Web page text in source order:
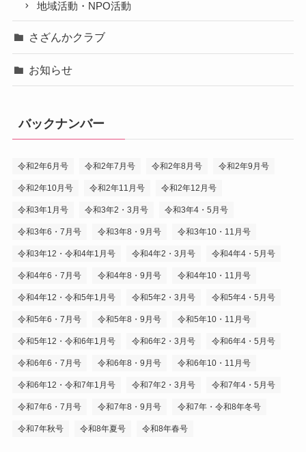
地域活動・NPO活動
さざんかクラブ
お知らせ
バックナンバー
令和2年6月号 令和2年7月号 令和2年8月号 令和2年9月号
令和2年10月号 令和2年11月号 令和2年12月号
令和3年1月号 令和3年2・3月号 令和3年4・5月号
令和3年6・7月号 令和3年8・9月号 令和3年10・11月号
令和3年12・令和4年1月号 令和4年2・3月号 令和4年4・5月号
令和4年6・7月号 令和4年8・9月号 令和4年10・11月号
令和4年12・令和5年1月号 令和5年2・3月号 令和5年4・5月号
令和5年6・7月号 令和5年8・9月号 令和5年10・11月号
令和5年12・令和6年1月号 令和6年2・3月号 令和6年4・5月号
令和6年6・7月号 令和6年8・9月号 令和6年10・11月号
令和6年12・令和7年1月号 令和7年2・3月号 令和7年4・5月号
令和7年6・7月号 令和7年8・9月号 令和7年・令和8年冬号
令和7年秋号 令和8年夏号 令和8年春号